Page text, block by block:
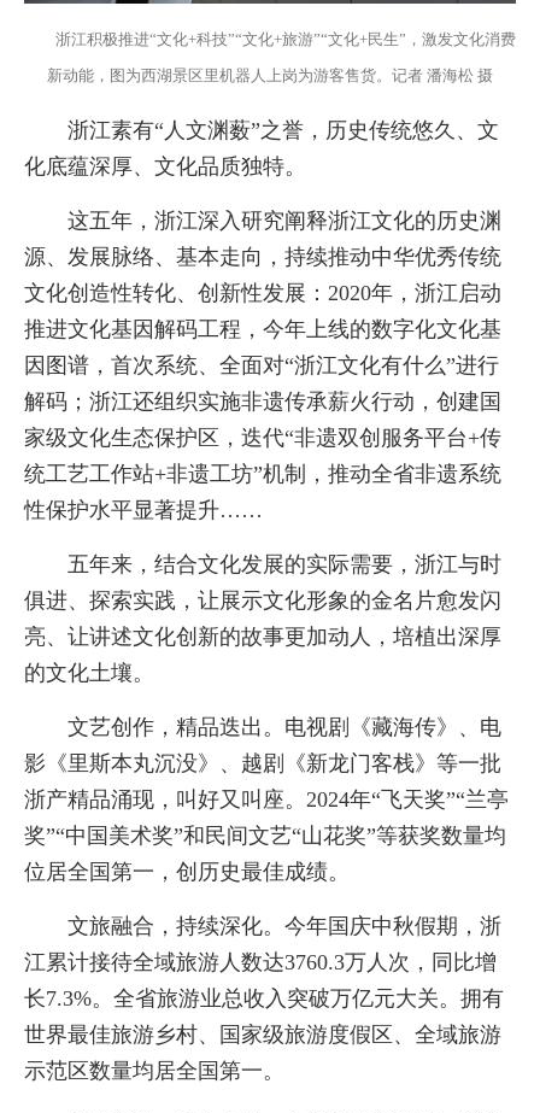
浙江积极推进“文化+科技”“文化+旅游”“文化+民生”，激发文化消费
新动能，图为西湖景区里机器人上岗为游客售货。记者 潘海松 摄
浙江素有“人文渊薮”之誉，历史传统悠久、文
化底蕴深厚、文化品质独特。
这五年，浙江深入研究阐释浙江文化的历史渊
源、发展脉络、基本走向，持续推动中华优秀传统
文化创造性转化、创新性发展：2020年，浙江启动
推进文化基因解码工程，今年上线的数字化文化基
因图谱，首次系统、全面对“浙江文化有什么”进行
解码；浙江还组织实施非遗传承薪火行动，创建国
家级文化生态保护区，迭代“非遗双创服务平台+传
统工艺工作站+非遗工坊”机制，推动全省非遗系统
性保护水平显著提升……
五年来，结合文化发展的实际需要，浙江与时
俱进、探索实践，让展示文化形象的金名片愈发闪
亮、让讲述文化创新的故事更加动人，培植出深厚
的文化土壤。
文艺创作，精品迭出。电视剧《藏海传》、电
影《里斯本丸沉没》、越剧《新龙门客栈》等一批
浙产精品涌现，叫好又叫座。2024年“飞天奖”“兰亭
奖”“中国美术奖”和民间文艺“山花奖”等获奖数量均
位居全国第一，创历史最佳成绩。
文旅融合，持续深化。今年国庆中秋假期，浙
江累计接待全域旅游人数达3760.3万人次，同比增
长7.3%。全省旅游业总收入突破万亿元大关。拥有
世界最佳旅游乡村、国家级旅游度假区、全域旅游
示范区数量均居全国第一。